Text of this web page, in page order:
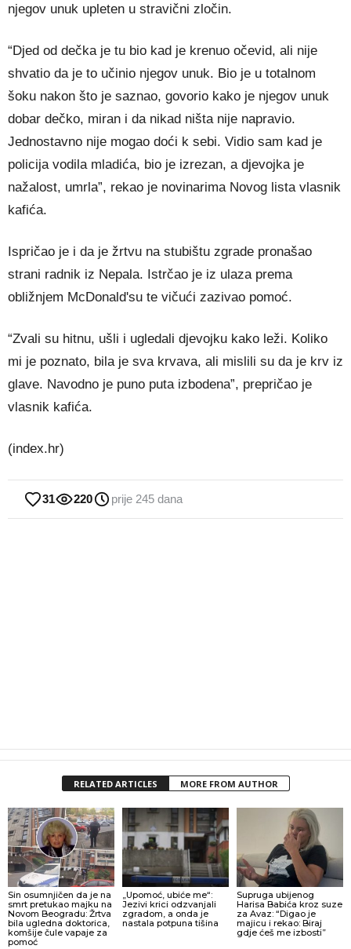
njegov unuk upleten u stravični zločin.
“Djed od dečka je tu bio kad je krenuo očevid, ali nije
shvatio da je to učinio njegov unuk. Bio je u totalnom
šoku nakon što je saznao, govorio kako je njegov unuk
dobar dečko, miran i da nikad ništa nije napravio.
Jednostavno nije mogao doći k sebi. Vidio sam kad je
policija vodila mladića, bio je izrezan, a djevojka je
nažalost, umrla”, rekao je novinarima Novog lista vlasnik
kafića.
Ispričao je i da je žrtvu na stubištu zgrade pronašao
strani radnik iz Nepala. Istrčao je iz ulaza prema
obližnjem McDonald'su te vičući zazivao pomoć.
“Zvali su hitnu, ušli i ugledali djevojku kako leži. Koliko
mi je poznato, bila je sva krvava, ali mislili su da je krv iz
glave. Navodno je puno puta izbodena”, prepričao je
vlasnik kafića.
(index.hr)
31 220 prije 245 dana
RELATED ARTICLES MORE FROM AUTHOR
Sin osumnjičen da je na
smrt pretukao majku na
Novom Beogradu: Žrtva
bila ugledna doktorica,
komšije čule vapaje za
pomoć
„Upomoć, ubiće me“:
Jezivi krici odzvanjali
zgradom, a onda je
nastala potpuna tišina
Supruga ubijenog
Harisa Babića kroz suze
za Avaz: “Digao je
majicu i rekao: Biraj
gdje ćeš me izbosti”